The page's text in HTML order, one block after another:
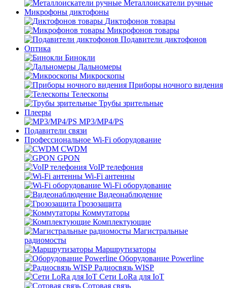
Металлоискатели ручные
Микрофоны диктофоны
Диктофонов товары
Микрофонов товары
Подавители диктофонов
Оптика
Бинокли
Дальномеры
Микроскопы
Приборы ночного видения
Телескопы
Трубы зрительные
Плееры
MP3/MP4/PS
Подавители связи
Профессиональное Wi-Fi оборудование
CWDM
GPON
VoIP телефония
Wi-Fi антенны
Wi-Fi оборудование
Видеонаблюдение
Грозозащита
Коммутаторы
Комплектующие
Магистральные
радиомосты
Маршрутизаторы
Оборудование Powerline
Радиосвязь WISP
Сети LoRa для IoT
Сотовая связь